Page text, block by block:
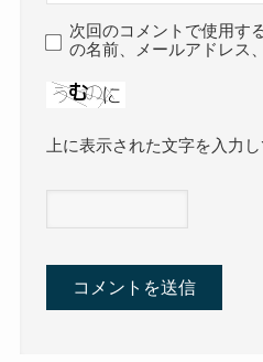
次回のコメントで使用す
の名前、メールアドレス
上に表示された文字を入力し